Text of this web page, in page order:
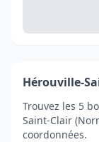
Hérouville-
Trouvez les 5
Saint-Clair
coordonnées.